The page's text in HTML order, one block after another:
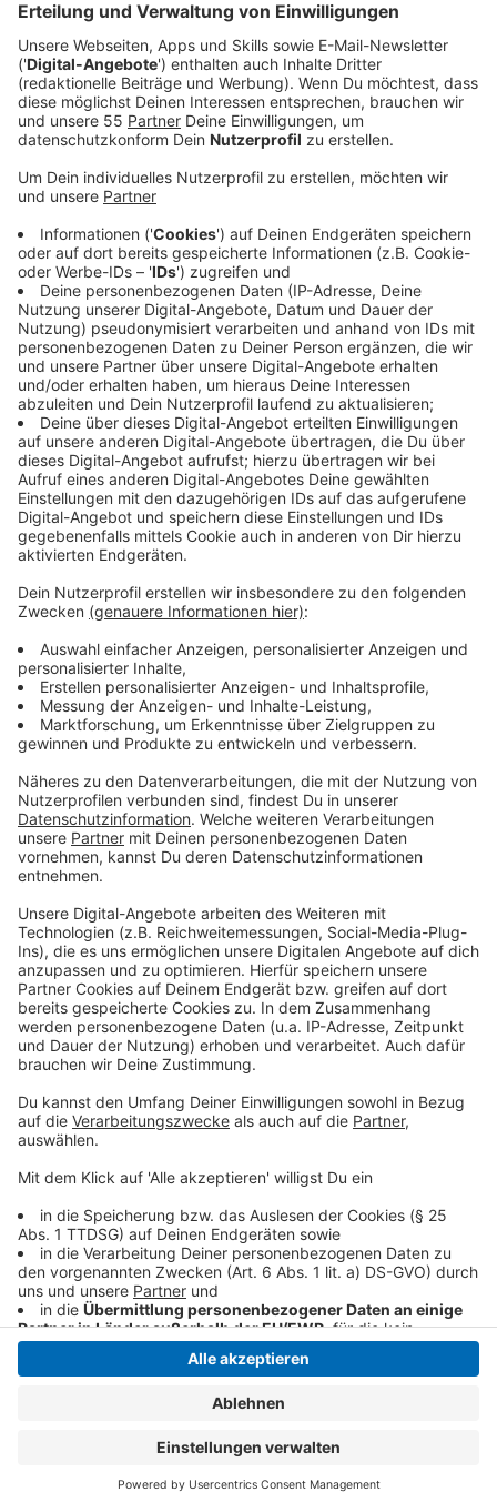
Vom Dschungel ins Studio
Anzeige
Frans Zimmer war schon (fast) überall. Er hat Shows im
über den Wolken performt und bei einer "6 Stunden
Tausende dazu tanzten. Und jetzt hat es ihn bei uns ins
Studio zum Interview verschlagen.
Die neue Single des Berliner DJs "Walk Away" war der
erste Vorbote für sein neues Album für sein neues,
drittes Studioalbum "Sticker on my Suitcase". Darauf
sind nicht nur seine Hits wie "Little Hollywood", "Only
Thing We Know" oder "Fading", sondern auch sein
brandneuer Sommerhit "Different for us"
Die Vocals dazu liefert der Disney-US-Shootingstar
Jordan Powers, die sich im vergangenen Jahr als
Backgroundsängerin bereits eine Bühne mit Superstar
Anzeige
Wir benötigen Ihre
Zustimmung, um den YouTube
Video-Service zu laden!
Wir verwenden einen Service eines
Drittanbieters, um Videoinhalte
sammeln. Bitte lesen Sie die
Details durch und stimmen Sie der
Nutzung des Service zu, um dieses
Video anzusehen.
Mehr Informationen
Akzeptieren
Management Platform
Alle Farben - Different for Us
Anzeige
Anzeige